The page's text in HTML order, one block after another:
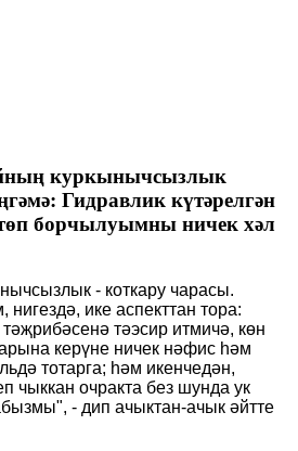
куркынычсызлык
Гидравлик күтәрелгән
борчылуымны ничек хәл
- коткару чарасы.
ике аспекттан тора:
тәэсир итмичә, көн
керүне ничек нәфис һәм
тотарга; һәм икенчедән,
чыккан очракта без шунда ук
- дип ачыктан-ачык әйтте